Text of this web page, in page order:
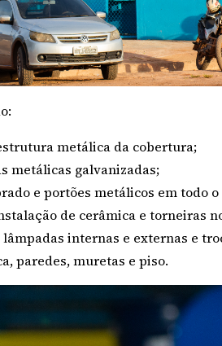
metálica da cobertura;
metálicas galvanizadas;
e portões metálicos em todo
de cerâmica e torneiras
internas e externas e
paredes, muretas e piso.